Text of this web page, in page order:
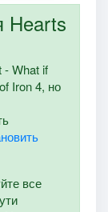
Hearts
What if
Iron 4, но
все